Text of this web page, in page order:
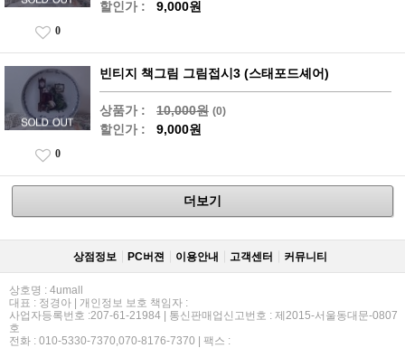
할인가 : 9,000원
0
빈티지 책그림 그림접시3 (스태포드셰어)
상품가 : 10,000원 (0)
할인가 : 9,000원
0
더보기
상점정보 PC버젼 이용안내 고객센터 커뮤니티
상호명 : 4umall
대표 : 정경아 | 개인정보 보호 책임자 :
사업자등록번호 :207-61-21984 | 통신판매업신고번호 : 제2015-서울동대문-0807
호
전화 : 010-5330-7370,070-8176-7370 | 팩스 :